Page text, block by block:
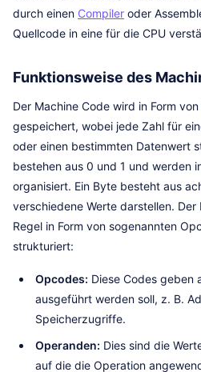
durch einen Compiler oder
Quellcode in eine für die CPU
Funktionsweise des
Der Machine Code wird in Form
gespeichert, wobei jede Zahl für
oder einen bestimmten Datenwert
bestehen aus 0 und 1 und werden
organisiert. Ein Byte besteht aus
verschiedene Werte darstellen.
Regel in Form von sogenannten
strukturiert:
Opcodes: Diese Codes geben
ausgeführt werden soll, z. B.
Speicherzugriffe.
Operanden: Dies sind die
auf die die Operation